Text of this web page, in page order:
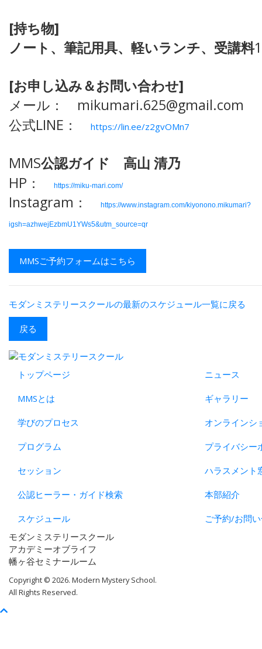
[持ち物]
ノート、筆記用具、軽いランチ、受講料
[お申し込み＆お問い合わせ]
メール： mikumari.625@gmail.com
公式LINE：
https://lin.ee/z2gvOMn7
MMS公認ガイド 高山 清乃
HP：
https://miku-mari.com/
Instagram： https://www.instagram.com/kiyonono.mikumari?
igsh=azhwejEzbmU1YWs5&utm_source=qr
MMSご予約フォームはこちら
モダンミステリースクールの最新のスケジュール一覧に戻る
戻る
トップページ
MMSとは
学びのプロセス
プログラム
セッション
公認ヒーラー・ガイド検索
スケジュール
ニュース
ギャラリー
オンラインシ
プライバシー
ハラスメント
本部紹介
ご予約/お問
モダンミステリースクール
アカデミーオブライフ
幡ヶ谷セミナールーム
Copyright © 2026. Modern Mystery School.
All Rights Reserved.